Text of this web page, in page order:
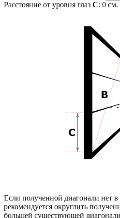
Расстояние от уровня глаз C: 0 см.
Если полученной диагонали нет в
рекомендуется округлить
большей существующей